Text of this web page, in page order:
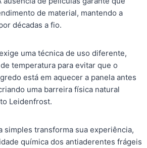
de material, mantendo a
décadas a fio.
uma técnica de uso diferente,
temperatura para evitar que o
está em aquecer a panela antes
uma barreira física natural
Leidenfrost.
simples transforma sua experiência,
química dos antiaderentes frágeis